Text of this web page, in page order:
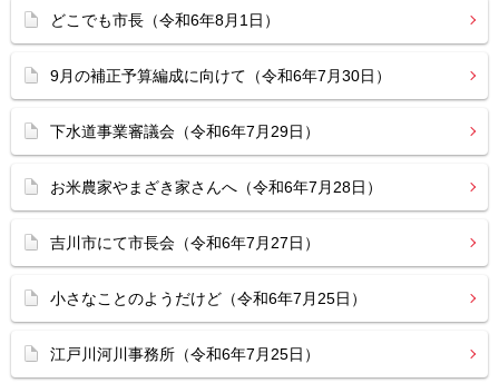
どこでも市長（令和6年8月1日）
9月の補正予算編成に向けて（令和6年7月30日）
下水道事業審議会（令和6年7月29日）
お米農家やまざき家さんへ（令和6年7月28日）
吉川市にて市長会（令和6年7月27日）
小さなことのようだけど（令和6年7月25日）
江戸川河川事務所（令和6年7月25日）